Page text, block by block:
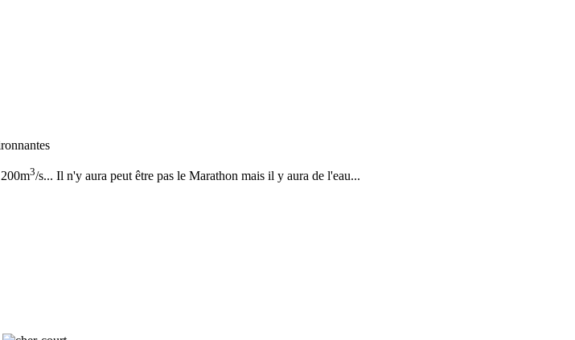
3/s... Il n'y aura peut être pas le Marathon mais il y aura de l'eau...